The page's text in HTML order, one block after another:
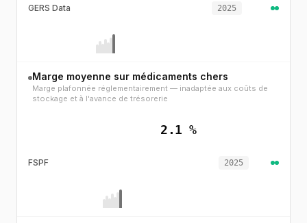
GERS Data 2025
Marge moyenne sur médicaments chers
Marge plafonnée réglementairement — inadaptée aux coûts de
stockage et à l'avance de trésorerie
2.1 %
FSPF 2025